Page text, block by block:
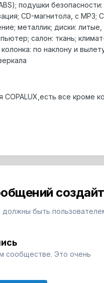
подушки
CD-магнитола, с
металлик; диски:
салон: ткань;
по наклону и
COPALUX,есть все
должны быть
сообществе. Это очень